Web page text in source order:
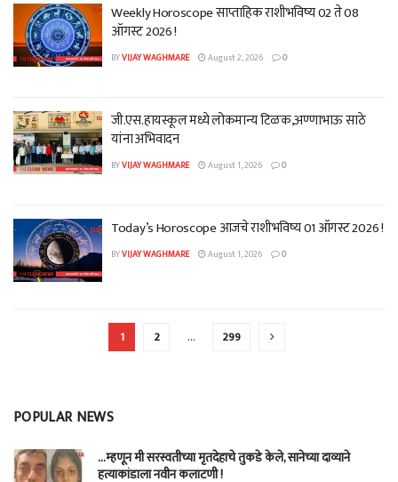
Weekly Horoscope साप्ताहिक राशीभविष्य 02 ते 08
ऑगस्ट 2026 !
BYVIJAY WAGHMARE August 2, 2026 0
जी.एस.हायस्कूल मध्ये लोकमान्य टिळक,अण्णाभाऊ साठे
यांना अभिवादन
BYVIJAY WAGHMARE August 1, 2026 0
Today’s Horoscope आजचे राशीभविष्य 01 ऑगस्ट 2026 !
BYVIJAY WAGHMARE August 1, 2026 0
1 2 … 299
POPULAR NEWS
…म्हणून मी सरस्वतीच्या मृतदेहाचे तुकडे केले, सानेच्या दाव्याने
हत्याकांडाला नवीन कलाटणी !